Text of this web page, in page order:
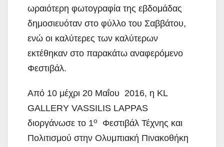
ωραιότερη φωτογραφία της εβδομάδας
δημοσιευόταν στο φύλλο του Σαββάτου,
ενώ οι καλύτερες των καλύτερων
εκτέθηκαν στο παρακάτω αναφερόμενο
Φεστιβάλ.
Από 10 μέχρι 20 Μαΐου 2016, η KL
GALLERY VASSILIS LAPPAS
διοργάνωσε το 1ο
Φεστιβάλ Τέχνης και
Πολιτισμού στην Ολυμπιακή Πινακοθήκη